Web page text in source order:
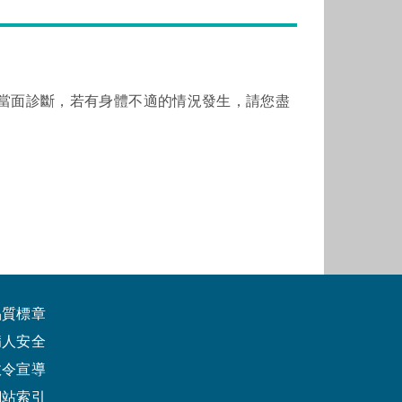
面診斷，若有身體不適的情況發生，請您盡
標章
安全
宣導
索引